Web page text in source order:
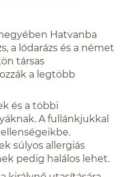
Hatvanba
a lódarázs és a német
társas
a legtöbb
és a többi
A fullánkjukkal
súlyos allergiás
pedig halálos lehet.